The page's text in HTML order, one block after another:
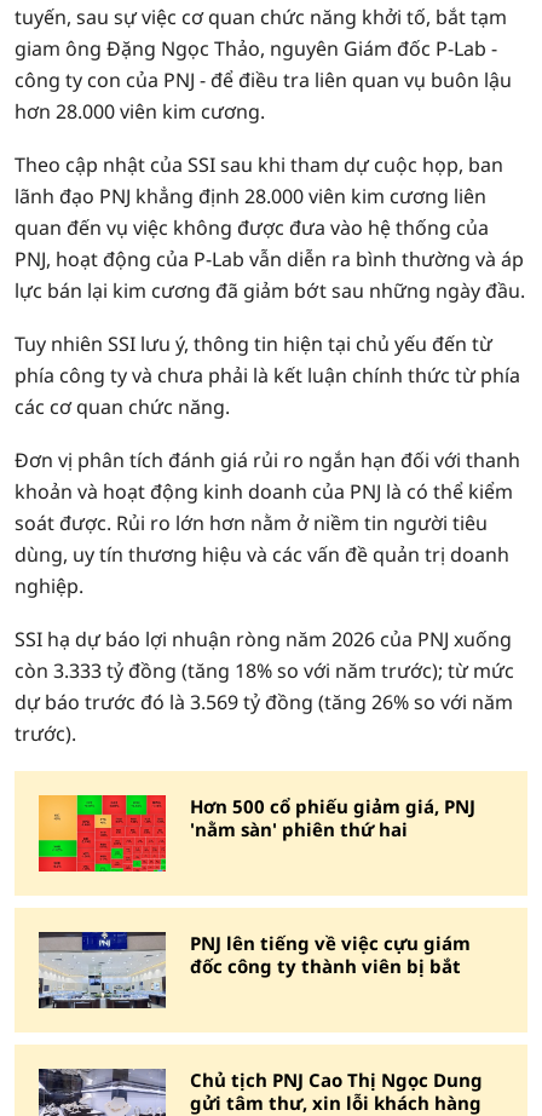
tuyến, sau sự việc cơ quan chức năng khởi tố, bắt tạm
giam ông Đặng Ngọc Thảo, nguyên Giám đốc P-Lab -
công ty con của PNJ - để điều tra liên quan vụ buôn lậu
hơn 28.000 viên kim cương.
Theo cập nhật của SSI sau khi tham dự cuộc họp, ban
lãnh đạo PNJ khẳng định 28.000 viên kim cương liên
quan đến vụ việc không được đưa vào hệ thống của
PNJ, hoạt động của P-Lab vẫn diễn ra bình thường và áp
lực bán lại kim cương đã giảm bớt sau những ngày đầu.
Tuy nhiên SSI lưu ý, thông tin hiện tại chủ yếu đến từ
phía công ty và chưa phải là kết luận chính thức từ phía
các cơ quan chức năng.
Đơn vị phân tích đánh giá rủi ro ngắn hạn đối với thanh
khoản và hoạt động kinh doanh của PNJ là có thể kiểm
soát được. Rủi ro lớn hơn nằm ở niềm tin người tiêu
dùng, uy tín thương hiệu và các vấn đề quản trị doanh
nghiệp.
SSI hạ dự báo lợi nhuận ròng năm 2026 của PNJ xuống
còn 3.333 tỷ đồng (tăng 18% so với năm trước); từ mức
dự báo trước đó là 3.569 tỷ đồng (tăng 26% so với năm
trước).
Hơn 500 cổ phiếu giảm giá, PNJ
'nằm sàn' phiên thứ hai
PNJ lên tiếng về việc cựu giám
đốc công ty thành viên bị bắt
Chủ tịch PNJ Cao Thị Ngọc Dung
gửi tâm thư, xin lỗi khách hàng